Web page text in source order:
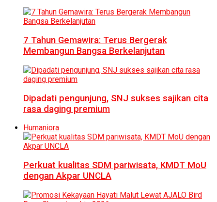
7 Tahun Gemawira: Terus Bergerak
Membangun Bangsa Berkelanjutan
Dipadati pengunjung, SNJ sukses sajikan cita
rasa daging premium
Humaniora
Perkuat kualitas SDM pariwisata, KMDT MoU
dengan Akpar UNCLA